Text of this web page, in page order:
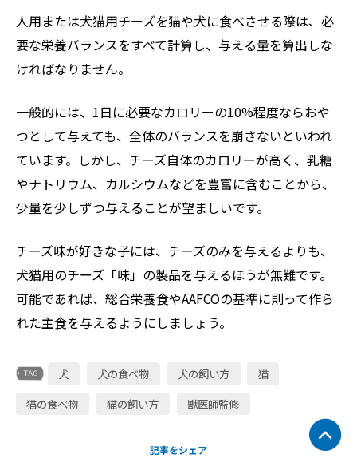
人用または犬猫用チーズを猫や犬に食べさせる際は、必
要な栄養バランスをすべて計算し、与える量を算出しな
ければなりません。
一般的には、1日に必要なカロリーの10%程度ならおや
つとして与えても、全体のバランスを崩さないといわれ
ています。しかし、チーズ自体のカロリーが高く、乳糖
やナトリウム、カルシウムなどを豊富に含むことから、
少量を少しずつ与えることが望ましいです。
チーズ味が好きな子には、チーズのみを与えるよりも、
犬猫用のチーズ「味」の製品を与えるほうが無難です。
可能であれば、総合栄養食やAAFCOの基準に則って作ら
れた主食を与えるようにしましょう。
犬 犬の食べ物 犬の飼い方
猫
猫の食べ物
猫の飼い方 獣医師監修
記事をシェア